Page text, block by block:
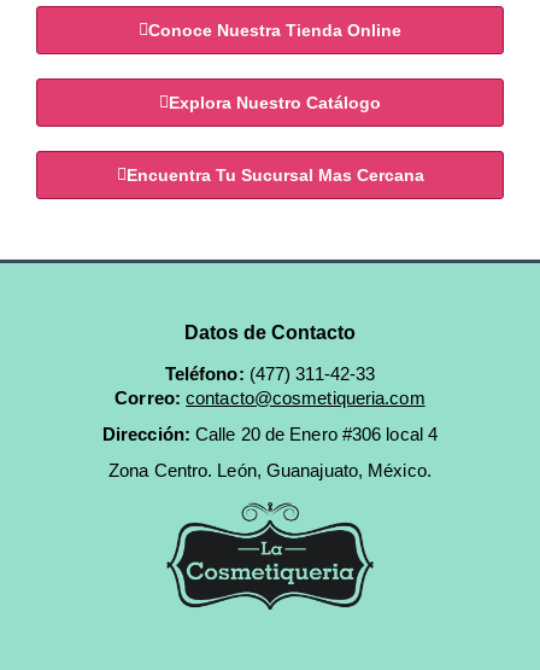
Conoce Nuestra Tienda Online
Explora Nuestro Catálogo
Encuentra Tu Sucursal Mas Cercana
Datos de Contacto
Teléfono: (477) 311-42-33
Correo: contacto@cosmetiqueria.com
Dirección:Calle 20 de Enero #306 local 4
Zona Centro. León, Guanajuato, México.